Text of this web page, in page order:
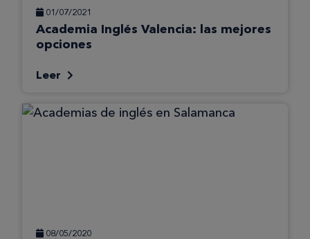
01/07/2021
Academia Inglés Valencia: las mejores
opciones
Leer
08/05/2020